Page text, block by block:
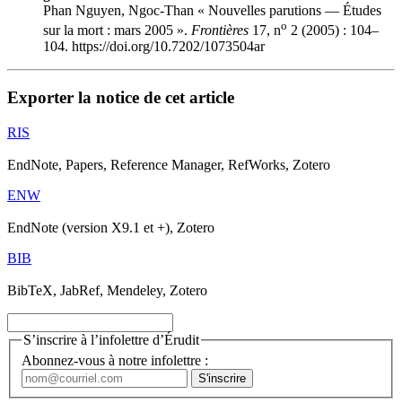
Phan Nguyen, Ngoc-Than « Nouvelles parutions — Études
sur la mort : mars 2005 ». Frontières 17, no 2 (2005) : 104–
104. https://doi.org/10.7202/1073504ar
Exporter la notice de cet article
RIS
EndNote, Papers, Reference Manager, RefWorks, Zotero
ENW
EndNote (version X9.1 et +), Zotero
BIB
BibTeX, JabRef, Mendeley, Zotero
S’inscrire à l’infolettre d’Érudit
Abonnez-vous à notre infolettre :